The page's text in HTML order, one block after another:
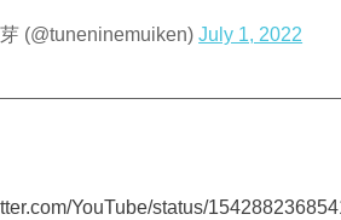
(@tuneninemuiken)July 1, 2022
YouTube/status/